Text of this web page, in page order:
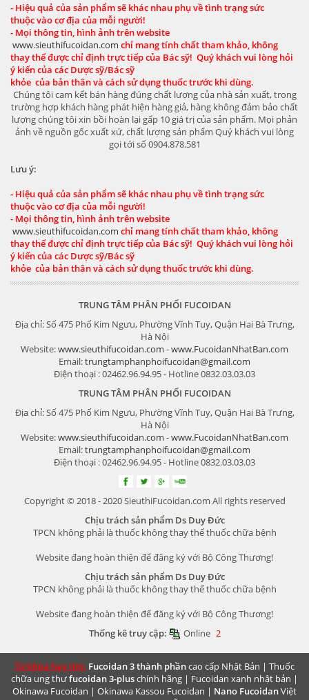
- Hiệu quả của sản phẩm sẽ khác nhau phụ về tình trạng sức
thuộc vào cơ địa của mỗi người!
- Mọi thông tin, hình ảnh trên website
www.sieuthifucoidan.com chỉ mang tính chất tham khảo, không
thay thế được chỉ định trực tiếp của Bác sỹ! Quý khách vui lòng hỏi
ý kiến của các Dược sỹ/Bác sỹ
khỏe của bản thân và cách sử dụng thuốc trước khi dùng.
Chúng tôi cam kết bán hàng đúng chất lượng của nhà sản xuất, trong
trường hợp khách hàng phát hiện hàng giả, hàng không đảm bảo chất
lượng chúng tôi xin bồi hoàn lại gấp 10 giá trị của sản phẩm. Mọi phản
ảnh về nguồn gốc xuất xứ, chất lượng sản phẩm Quý khách vui lòng
gọi tới số 0904.878.581
Lưu ý:
- Hiệu quả của sản phẩm sẽ khác nhau phụ về tình trạng sức
thuộc vào cơ địa của mỗi người!
- Mọi thông tin, hình ảnh trên website
www.sieuthifucoidan.com chỉ mang tính chất tham khảo, không
thay thế được chỉ định trực tiếp của Bác sỹ! Quý khách vui lòng hỏi
ý kiến của các Dược sỹ/Bác sỹ
khỏe của bản thân và cách sử dụng thuốc trước khi dùng.
TRUNG TÂM PHÂN PHỐI FUCOIDAN
Địa chỉ: Số 475 Phố Kim Ngưu, Phường Vĩnh Tuy, Quận Hai Bà Trưng,
Hà Nội
Website:www.sieuthifucoidan.com -www.FucoidanNhatBan.com
Email:trungtamphanphoifucoidan@gmail.com
Điện thoại : 02462.96.94.95 - Hotline 0832.03.03.03
TRUNG TÂM PHÂN PHỐI FUCOIDAN
Địa chỉ: Số 475 Phố Kim Ngưu, Phường Vĩnh Tuy, Quận Hai Bà Trưng,
Hà Nội
Website:www.sieuthifucoidan.com -www.FucoidanNhatBan.com
Email:trungtamphanphoifucoidan@gmail.com
Điện thoại : 02462.96.94.95 - Hotline 0832.03.03.03
Copyright © 2018 - 2020 SieuthiFucoidan.com All rights reserved
Chịu trách sản phẩm Ds Duy Đức
TPCN không phải là thuốc không thay thế thuốc chữa bệnh
Website đang hoàn thiện để đăng ký với Bộ Công Thương!
Chịu trách sản phẩm Ds Duy Đức
TPCN không phải là thuốc không thay thế thuốc chữa bệnh
Website đang hoàn thiện để đăng ký với Bộ Công Thương!
Thống kê truy cập:
Online 2
Từ khóa hay tìm: Fucoidan 3 thành phầncao cấp Nhật Bản | Thuốc
chữa ung thưfucoidan 3-pluschính hãng | Fucoidan xanh nhật bản |
Okinawa Fucoidan | Okinawa Kassou Fucoidan | Nano FucoidanViệt